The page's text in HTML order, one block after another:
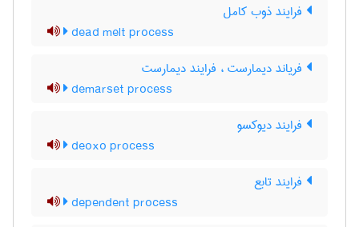
فرایند ذوب کامل
dead melt process
فریاند دیمارست ، فرایند دیمارست
demarset process
فرایند دیوکسو
deoxo process
فرایند تابع
dependent process